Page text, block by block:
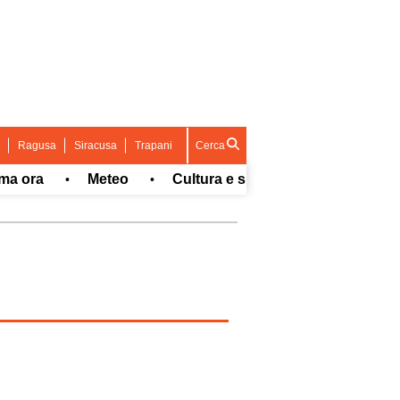
Ragusa Siracusa Trapani Cerca
• Meteo • Cultura e spettacolo